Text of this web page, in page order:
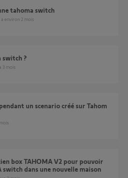
tahoma switch
a environ 2 mois
switch ?
a 3 mois
dans une nouvelle maison